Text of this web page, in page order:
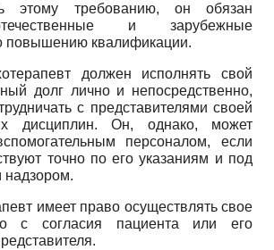
этому требованию, он обязан
и зарубежные
повышению квалификации.
должен исполнять свой
долг лично и непосредственно,
с представителями своей
дисциплин. Он, однако, может
персоналом, если
точно по его указаниям и под
надзором.
имеет право осуществлять свое
с согласия пациента или его